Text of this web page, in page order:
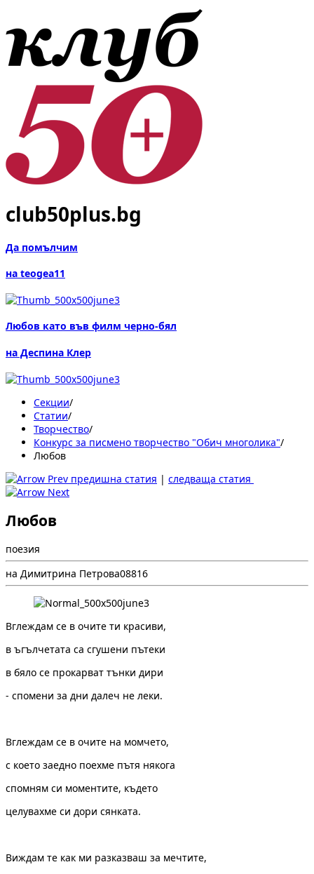
club50plus.bg
Да помълчим
на teogea11
Любов като във филм черно-бял
на Деспина Клер
Секции/
Статии/
Творчество/
Конкурс за писмено творчество "Обич многолика"/
Любов
предишна статия | следваща статия
Любов
поезия
на Димитрина Петрова08816
Вглеждам се в очите ти красиви,
в ъгълчетата са сгушени пътеки
в бяло се прокарват тънки дири
- спомени за дни далеч не леки.
Вглеждам се в очите на момчето,
с което заедно поехме пътя някога
спомням си моментите, където
целувахме си дори сянката.
Виждам те как ми разказваш за мечтите,